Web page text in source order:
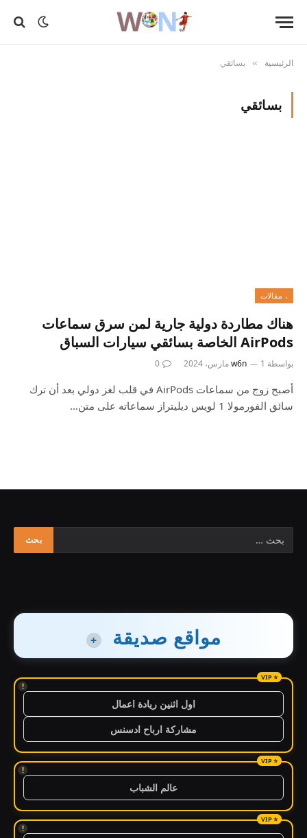
الرئيسية » بسائقي
بسائقي
، مقالات
هناك مطاردة دولية جارية لمن سرق سماعات
AirPods الخاصة بسائقي سيارات السباق
بواسطة w6n 1 مارس، 2024 0
أصبح زوج من سماعات AirPods في قلب لغز دولي بعد أن ترك
سائق الفورمولا 1 لويس ديليتراز سماعاته على متن…
مواقع صديقة +
!
اول اثنين ريادة اعمال
مشاركة ارباح ادسنس
!
عالم الشباب
!